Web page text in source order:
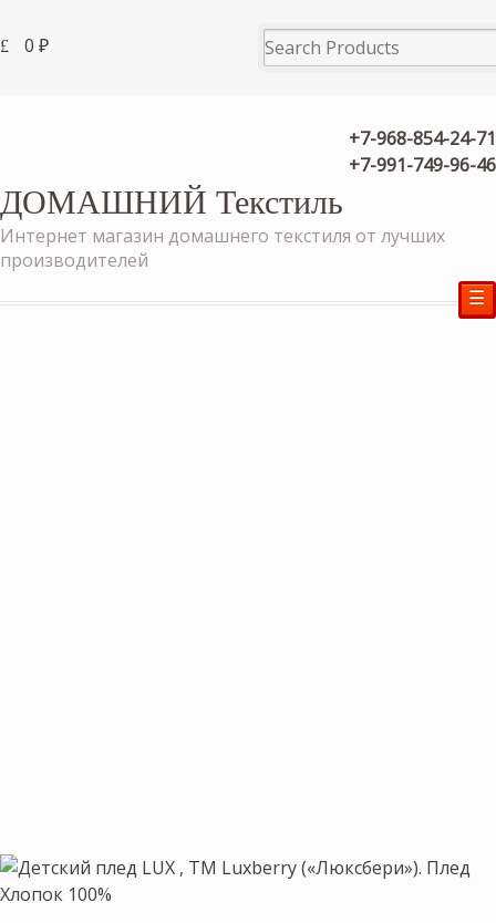
0 ₽
+7-968-854-24-71
+7-991-749-96-46
ДОМАШНИЙ Текстиль
Интернет магазин домашнего текстиля от лучших
производителей
☰